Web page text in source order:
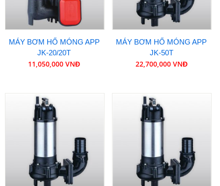
MÁY BƠM HỐ MÓNG APP
JK-20/20T
11,050,000 VNĐ
MÁY BƠM HỐ MÓNG APP
JK-50T
22,700,000 VNĐ